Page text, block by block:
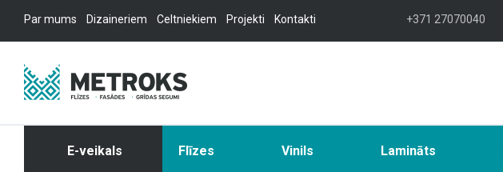
Par mums Dizaineriem Celtniekiem Projekti Kontakti +371 27070040
E-veikals Flīzes Vinils Lamināts